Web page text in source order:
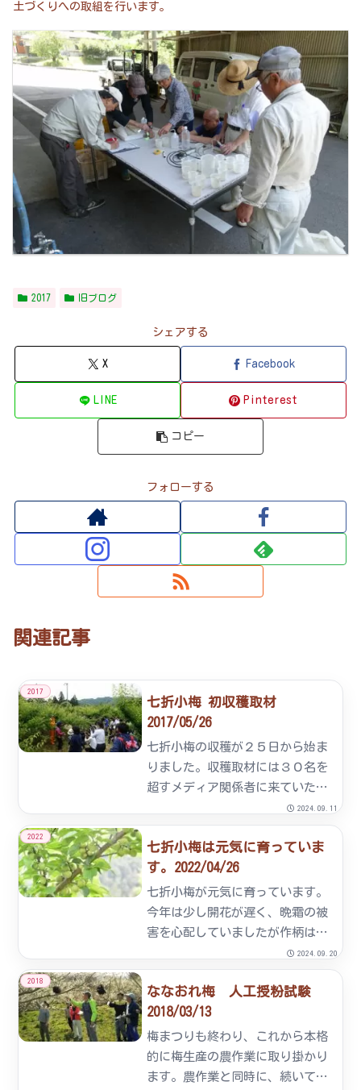
土づくりへの取組を行います。
2017 旧ブログ
シェアする
X Facebook
LINE Pinterest
コピー
フォローする
関連記事
2017
七折小梅 初収穫取材
2017/05/26
七折小梅の収穫が２５日から始ま
りました。収穫取材には３０名を
超すメディア関係者に来ていただ
きました。あいにく雨上がりの露
の中ではありましたが精力的に取
材いただきました。組合からは七
折小梅のPRと凶作による品不足の
お詫びを伝えました。
2024.09.11
2022
七折小梅は元気に育っていま
す。2022/04/26
七折小梅が元気に育っています。
今年は少し開花が遅く、晩霜の被
害を心配していましたが作柄は平
年並みの見通しです。予定では今
月29日から販売予約を受け付け5
月中旬からの発送を予定していま
す。
2024.09.20
2018
ななおれ梅 人工授粉試験
2018/03/13
梅まつりも終わり、これから本格
的に梅生産の農作業に取り掛かり
ます。農作業と同時に、続いてい